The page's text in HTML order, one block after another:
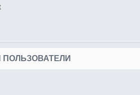
ПОЛЬЗОВАТЕЛИ